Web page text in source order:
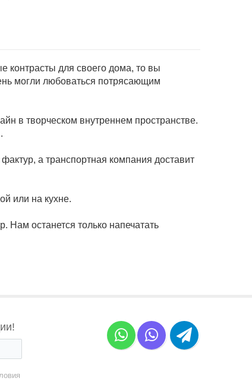
контрасты для своего дома, то вы
могли любоваться потрясающим
в творческом внутреннем пространстве.
а транспортная компания доставит
или на кухне.
Нам останется только напечатать